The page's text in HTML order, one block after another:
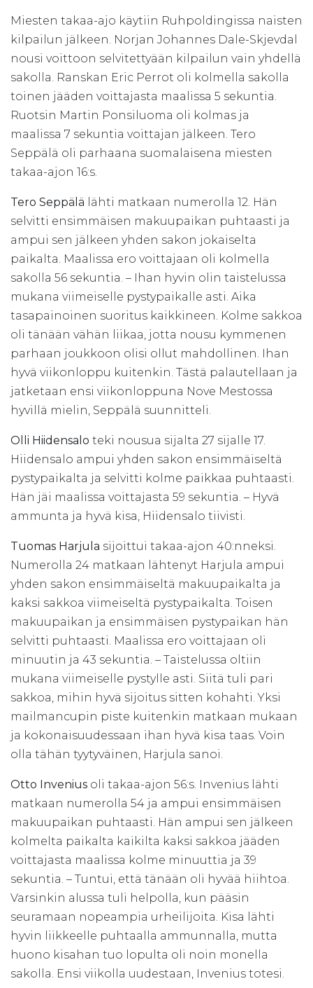
Miesten takaa-ajo käytiin Ruhpoldingissa naisten
kilpailun jälkeen. Norjan Johannes Dale-Skjevdal
nousi voittoon selvitettyään kilpailun vain yhdellä
sakolla. Ranskan Eric Perrot oli kolmella sakolla
toinen jääden voittajasta maalissa 5 sekuntia.
Ruotsin Martin Ponsiluoma oli kolmas ja
maalissa 7 sekuntia voittajan jälkeen. Tero
Seppälä oli parhaana suomalaisena miesten
takaa-ajon 16:s.
Tero Seppälä lähti matkaan numerolla 12. Hän
selvitti ensimmäisen makuupaikan puhtaasti ja
ampui sen jälkeen yhden sakon jokaiselta
paikalta. Maalissa ero voittajaan oli kolmella
sakolla 56 sekuntia. – Ihan hyvin olin taistelussa
mukana viimeiselle pystypaikalle asti. Aika
tasapainoinen suoritus kaikkineen. Kolme sakkoa
oli tänään vähän liikaa, jotta nousu kymmenen
parhaan joukkoon olisi ollut mahdollinen. Ihan
hyvä viikonloppu kuitenkin. Tästä palautellaan ja
jatketaan ensi viikonloppuna Nove Mestossa
hyvillä mielin, Seppälä suunnitteli.
Olli Hiidensalo teki nousua sijalta 27 sijalle 17.
Hiidensalo ampui yhden sakon ensimmäiseltä
pystypaikalta ja selvitti kolme paikkaa puhtaasti.
Hän jäi maalissa voittajasta 59 sekuntia. – Hyvä
ammunta ja hyvä kisa, Hiidensalo tiivisti.
Tuomas Harjula sijoittui takaa-ajon 40:nneksi.
Numerolla 24 matkaan lähtenyt Harjula ampui
yhden sakon ensimmäiseltä makuupaikalta ja
kaksi sakkoa viimeiseltä pystypaikalta. Toisen
makuupaikan ja ensimmäisen pystypaikan hän
selvitti puhtaasti. Maalissa ero voittajaan oli
minuutin ja 43 sekuntia. – Taistelussa oltiin
mukana viimeiselle pystylle asti. Siitä tuli pari
sakkoa, mihin hyvä sijoitus sitten kohahti. Yksi
mailmancupin piste kuitenkin matkaan mukaan
ja kokonaisuudessaan ihan hyvä kisa taas. Voin
olla tähän tyytyväinen, Harjula sanoi.
Otto Invenius oli takaa-ajon 56:s. Invenius lähti
matkaan numerolla 54 ja ampui ensimmäisen
makuupaikan puhtaasti. Hän ampui sen jälkeen
kolmelta paikalta kaikilta kaksi sakkoa jääden
voittajasta maalissa kolme minuuttia ja 39
sekuntia. – Tuntui, että tänään oli hyvää hiihtoa.
Varsinkin alussa tuli helpolla, kun pääsin
seuramaan nopeampia urheilijoita. Kisa lähti
hyvin liikkeelle puhtaalla ammunnalla, mutta
huono kisahan tuo lopulta oli noin monella
sakolla. Ensi viikolla uudestaan, Invenius totesi.